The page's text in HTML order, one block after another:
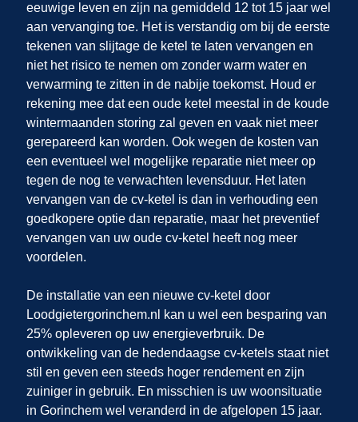
eeuwige leven en zijn na gemiddeld 12 tot 15 jaar wel
aan vervanging toe. Het is verstandig om bij de eerste
tekenen van slijtage de ketel te laten vervangen en
niet het risico te nemen om zonder warm water en
verwarming te zitten in de nabije toekomst. Houd er
rekening mee dat een oude ketel meestal in de koude
wintermaanden storing zal geven en vaak niet meer
gerepareerd kan worden. Ook wegen de kosten van
een eventueel wel mogelijke reparatie niet meer op
tegen de nog te verwachten levensduur. Het laten
vervangen van de cv-ketel is dan in verhouding een
goedkopere optie dan reparatie, maar het preventief
vervangen van uw oude cv-ketel heeft nog meer
voordelen.
De installatie van een nieuwe cv-ketel door
Loodgietergorinchem.nl
kan u wel een besparing van
25% opleveren op uw energieverbruik. De
ontwikkeling van de hedendaagse cv-ketels staat niet
stil en geven een steeds hoger rendement en zijn
zuiniger in gebruik. En misschien is uw woonsituatie
in Gorinchem wel veranderd in de afgelopen 15 jaar.